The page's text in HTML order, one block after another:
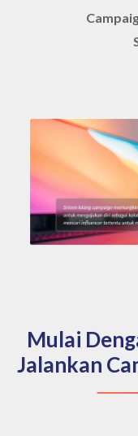
Mulai
Jalankan